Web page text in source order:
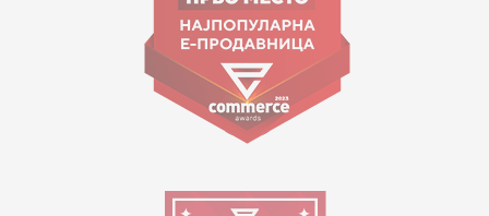
Работно време:
09:00 до 17:00